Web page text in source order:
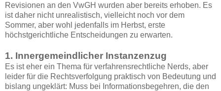
Revisionen an den VwGH wurden aber bereits erhoben. Es
ist daher nicht unrealistisch, vielleicht noch vor dem
Sommer, aber wohl jedenfalls im Herbst, erste
höchstgerichtliche Entscheidungen zu erwarten.
1. Innergemeindlicher Instanzenzug
Es ist eher ein Thema für verfahrensrechtliche Nerds, aber
leider für die Rechtsverfolgung praktisch von Bedeutung und
bislang ungeklärt: Muss bei Informationsbegehren, die den